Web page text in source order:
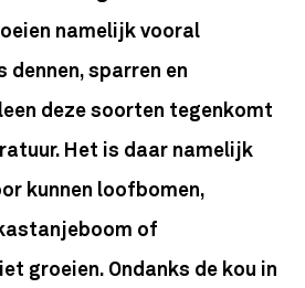
namelijk vooral
dennen, sparren en
deze soorten tegenkomt
Het is daar namelijk
kunnen loofbomen,
of
groeien. Ondanks de kou in